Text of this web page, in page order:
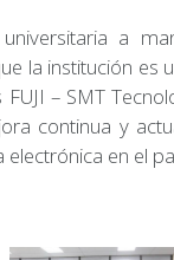
a
la institución es
– SMT
continua y
en el